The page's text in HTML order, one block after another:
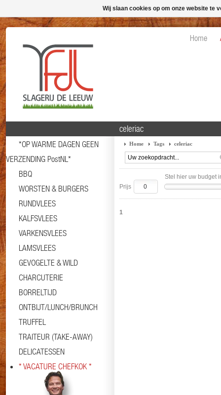
Home
*OP WARME DAGEN GEEN
VERZENDING PostNL*
BBQ
WORSTEN & BURGERS
RUNDVLEES
KALFSVLEES
VARKENSVLEES
LAMSVLEES
GEVOGELTE & WILD
CHARCUTERIE
BORRELTIJD
ONTBIJT/LUNCH/BRUNCH
TRUFFEL
TRAITEUR (TAKE-AWAY)
DELICATESSEN
* VACATURE CHEFKOK *
celeriac
Home Tags celeriac
Stel hier uw budget
Prijs
1
Wij slaan cookies op om onze website te